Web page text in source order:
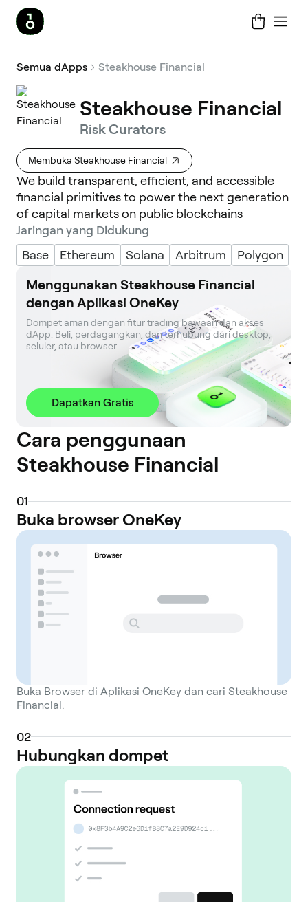
Semua dApps Steakhouse Financial
Steakhouse Financial
Risk Curators
Membuka Steakhouse Financial
We build transparent, efficient, and accessible
financial primitives to power the next generation
of capital markets on public blockchains
Jaringan yang Didukung
Base
Ethereum Solana Arbitrum Polygon
Menggunakan Steakhouse Financial
dengan Aplikasi OneKey
Dompet aman dengan fitur trading bawaan dan akses
dApp. Beli, perdagangkan, dan terhubung dari desktop,
seluler, atau browser.
Dapatkan Gratis
Cara penggunaan
Steakhouse Financial
01
Buka browser OneKey
Buka Browser di Aplikasi OneKey dan cari Steakhouse
Financial.
02
Hubungkan dompet